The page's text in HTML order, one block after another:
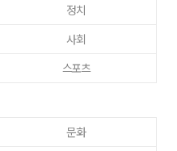
정치
사회
스포츠
문화